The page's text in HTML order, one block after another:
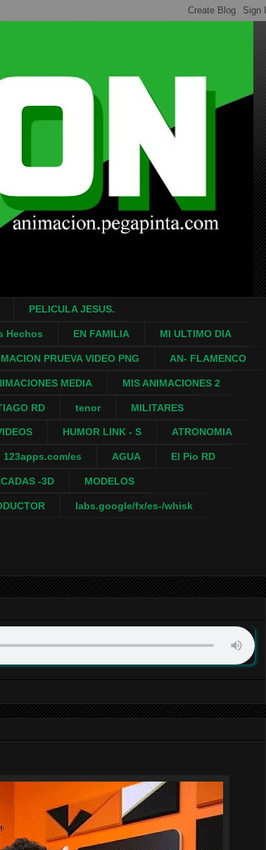
PELICULA JESUS.
Hechos EN FAMILIA MI ULTIMO DIA
PRUEVA VIDEO PNG AN- FLAMENCO
MEDIA MIS ANIMACIONES 2
RD tenor MILITARES
HUMOR LINK - S ATRONOMIA
123apps.com/es AGUA El Pio RD
-3D MODELOS
labs.google/fx/es-/whisk